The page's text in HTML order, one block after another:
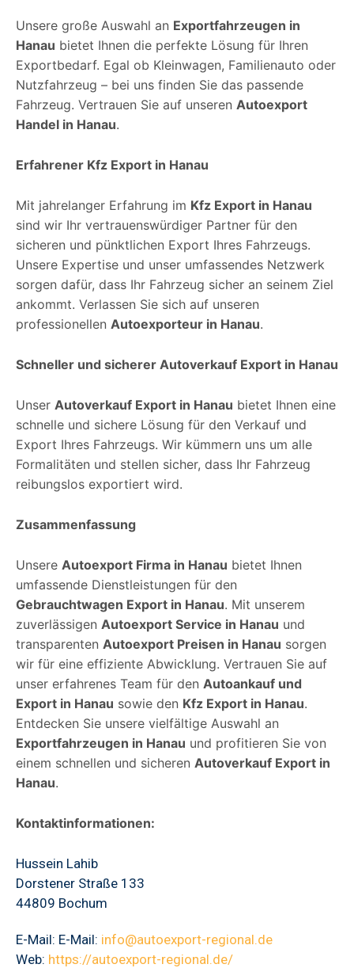
Unsere große Auswahl an Exportfahrzeugen in
Hanau bietet Ihnen die perfekte Lösung für Ihren
Exportbedarf. Egal ob Kleinwagen, Familienauto oder
Nutzfahrzeug – bei uns finden Sie das passende
Fahrzeug. Vertrauen Sie auf unseren Autoexport
Handel in Hanau.
Erfahrener Kfz Export in Hanau
Mit jahrelanger Erfahrung im Kfz Export in Hanau
sind wir Ihr vertrauenswürdiger Partner für den
sicheren und pünktlichen Export Ihres Fahrzeugs.
Unsere Expertise und unser umfassendes Netzwerk
sorgen dafür, dass Ihr Fahrzeug sicher an seinem Ziel
ankommt. Verlassen Sie sich auf unseren
professionellen Autoexporteur in Hanau.
Schneller und sicherer Autoverkauf Export in Hanau
Unser Autoverkauf Export in Hanau bietet Ihnen eine
schnelle und sichere Lösung für den Verkauf und
Export Ihres Fahrzeugs. Wir kümmern uns um alle
Formalitäten und stellen sicher, dass Ihr Fahrzeug
reibungslos exportiert wird.
Zusammenfassung
Unsere Autoexport Firma in Hanau bietet Ihnen
umfassende Dienstleistungen für den
Gebrauchtwagen Export in Hanau. Mit unserem
zuverlässigen Autoexport Service in Hanau und
transparenten Autoexport Preisen in Hanau sorgen
wir für eine effiziente Abwicklung. Vertrauen Sie auf
unser erfahrenes Team für den Autoankauf und
Export in Hanau sowie den Kfz Export in Hanau.
Entdecken Sie unsere vielfältige Auswahl an
Exportfahrzeugen in Hanau und profitieren Sie von
einem schnellen und sicheren Autoverkauf Export in
Hanau.
Kontaktinformationen:
Hussein Lahib
Dorstener Straße 133
44809 Bochum
E-Mail: E-Mail: info@autoexport-regional.de
Web: https://autoexport-regional.de/